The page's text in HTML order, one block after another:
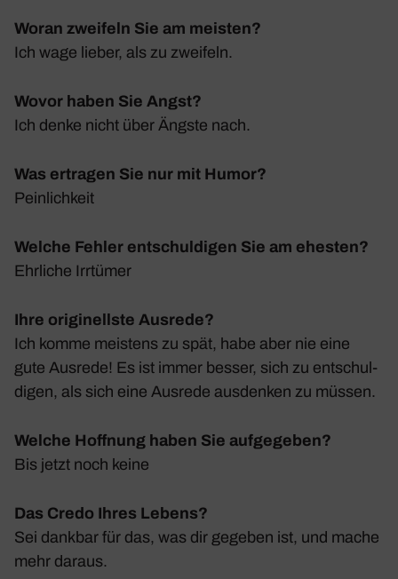
Woran zweifeln Sie am meisten?
Ich wage lieber, als zu zwei­feln.
Wovor haben Sie Angst?
Ich denke nicht über Ängste nach.
Was ertragen Sie nur mit Humor?
Pein­lich­keit
Welche Fehler entschuldigen Sie am ehesten?
Ehrliche Irrtümer
Ihre originellste Ausrede?
Ich komme meis­tens zu spät, habe aber nie eine
gute Ausrede! Es ist immer besser, sich zu entschul­
digen, als sich eine Ausrede ausdenken zu müssen.
Welche Hoffnung haben Sie aufgegeben?
Bis jetzt noch keine
Das Credo Ihres Lebens?
Sei dankbar für das, was dir gegeben ist, und mache
mehr daraus.